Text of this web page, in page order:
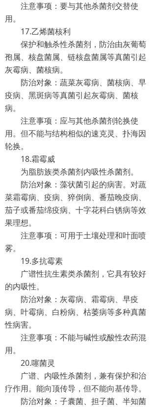
注意事项：要与其他杀菌剂交替使
用。
17.乙烯菌核利
保护和触杀性杀菌剂，防治由灰葡萄
孢属、核盘菌属、链核盘菌属等真菌引起
灰霉病、菌核病。
防治对象：蔬菜灰霉病、菌核病、早
疫病、黑斑病等真菌引起灰霉病、菌核
病。
注意事项：应与其他杀菌剂轮换使
用。但不能与结构相似的速克灵、扑海因
轮换。
18.霜霉威
为脂肪族类杀菌剂内吸性杀菌剂。
防治对象：藻状菌引起的病害。对蔬
菜霜霉病、疫病、猝倒病、番茄晚疫病、
茄子或番茄绵疫病、十字花科白锈病等效
果理想。
注意事项：可用于土壤处理和叶面喷
雾。
19.多抗霉素
广谱性抗生素类杀菌剂，它具有较好
的内吸性。
防治对象：灰霉病、霜霉病、早疫
病、叶霉病、白粉病、枯萎病等多种真菌
性病害。
注意事项：不能与碱性或酸性农药混
用。
20.噻菌灵
广谱、内吸性杀菌剂，兼有保护和治
疗作用。能向顶传导，但不能向基传导。
防治对象：子囊菌、担子菌、半知菌